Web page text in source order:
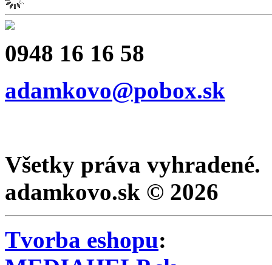
0948 16 16 58
adamkovo@pobox.sk
Všetky práva vyhradené.
adamkovo.sk © 2026
Tvorba eshopu: